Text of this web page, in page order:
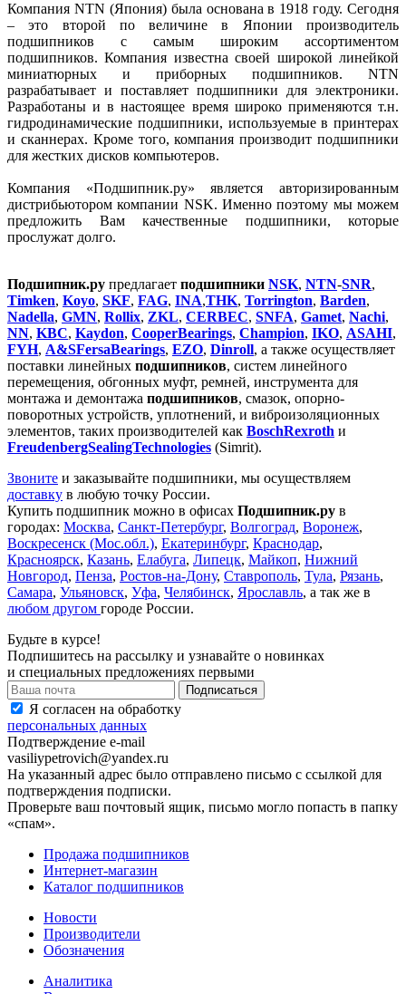
Компания NTN (Япония) была основана в 1918 году. Сегодня
– это второй по величине в Японии производитель
подшипников с самым широким ассортиментом
подшипников. Компания известна своей широкой линейкой
миниатюрных и приборных подшипников. NTN
разрабатывает и поставляет подшипники для электроники.
Разработаны и в настоящее время широко применяются т.н.
гидродинамические подшипники, используемые в принтерах
и сканнерах. Кроме того, компания производит подшипники
для жестких дисков компьютеров.
Компания «Подшипник.ру» является авторизированным
дистрибьютором компании NSK. Именно поэтому мы можем
предложить Вам качественные подшипники, которые
прослужат долго.
Подшипник.ру предлагает подшипники NSK, NTN-SNR,
Timken, Koyo, SKF, FAG, INA,THK, Torrington, Barden,
Nadella, GMN, Rollix, ZKL, CERBEC, SNFA, Gamet, Nachi,
NN, KBC, Kaydon, CooperBearings, Champion, IKO, ASAHI,
FYH, A&SFersaBearings, EZO, Dinroll, а также осуществляет
поставки линейных подшипников, систем линейного
перемещения, обгонных муфт, ремней, инструмента для
монтажа и демонтажа подшипников, смазок, опорно-
поворотных устройств, уплотнений, и виброизоляционных
элементов, таких производителей как BosсhRexroth и
FreudenbergSealingTechnologies (Simrit).
Звоните и заказывайте подшипники, мы осуществляем
доставку в любую точку России.
Купить подшипник можно в офисах Подшипник.ру в
городах: Москва, Санкт-Петербург, Волгоград, Воронеж,
Воскресенск (Мос.обл.), Екатеринбург, Краснодар,
Красноярск, Казань, Елабуга, Липецк, Майкоп, Нижний
Новгород, Пенза, Ростов-на-Дону, Ставрополь, Тула, Рязань,
Самара, Ульяновск, Уфа, Челябинск, Ярославль, а так же в
любом другом городе России.
Будьте в курсе!
Подпишитесь на рассылку и узнавайте о новинках
и специальных предложениях первыми
Я согласен на обработку
персональных данных
Подтверждение e-mail
vasiliypetrovich@yandex.ru
На указанный адрес было отправлено письмо с ссылкой для
подтверждения подписки.
Проверьте ваш почтовый ящик, письмо могло попасть в папку
«спам».
Продажа подшипников
Интернет-магазин
Каталог подшипников
Новости
Производители
Обозначения
Аналитика